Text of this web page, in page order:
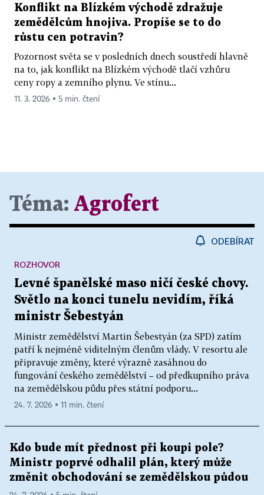
Konflikt na Blízkém východě zdražuje
zemědělcům hnojiva. Propíše se to do
růstu cen potravin?
Pozornost světa se v posledních dnech soustředí hlavně
na to, jak konflikt na Blízkém východě tlačí vzhůru
ceny ropy a zemního plynu. Ve stínu...
11. 3. 2026 ▪ 5 min. čtení
Téma: Agrofert
ODEBÍRAT
Levné španělské maso ničí české chovy.
Světlo na konci tunelu nevidím, říká
ministr Šebestyán
Ministr zemědělství Martin Šebestyán (za SPD) zatím
patří k nejméně viditelným členům vlády. V resortu ale
připravuje změny, které výrazně zasáhnou do
fungování českého zemědělství – od předkupního práva
na zemědělskou půdu přes státní podporu...
ROZHOVOR
24. 7. 2026 ▪ 11 min. čtení
Kdo bude mít přednost při koupi pole?
Ministr poprvé odhalil plán, který může
změnit obchodování se zemědělskou půdou